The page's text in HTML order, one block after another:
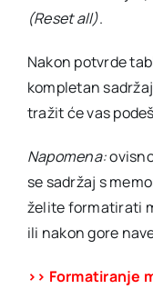
(Reset all).
Nakon potvrde
kompletan
tražit će vas
Napomena:
se sadržaj s
želite formatirati
ili nakon gore
>> Formatiranje